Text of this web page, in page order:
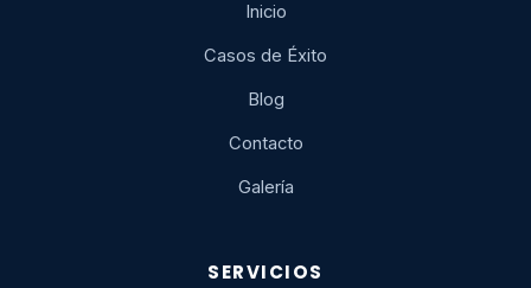
Inicio
Casos de Éxito
Blog
Contacto
Galería
SERVICIOS